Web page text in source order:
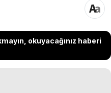
okuyacağınız haberi